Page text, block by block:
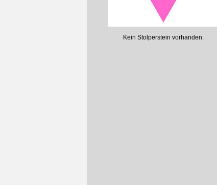
Kein Stolperstein vorhanden.